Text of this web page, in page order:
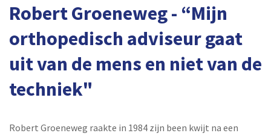
Robert Groeneweg - “Mijn
orthopedisch adviseur gaat
uit van de mens en niet van de
techniek"
Robert Groeneweg raakte in 1984 zijn been kwijt na een